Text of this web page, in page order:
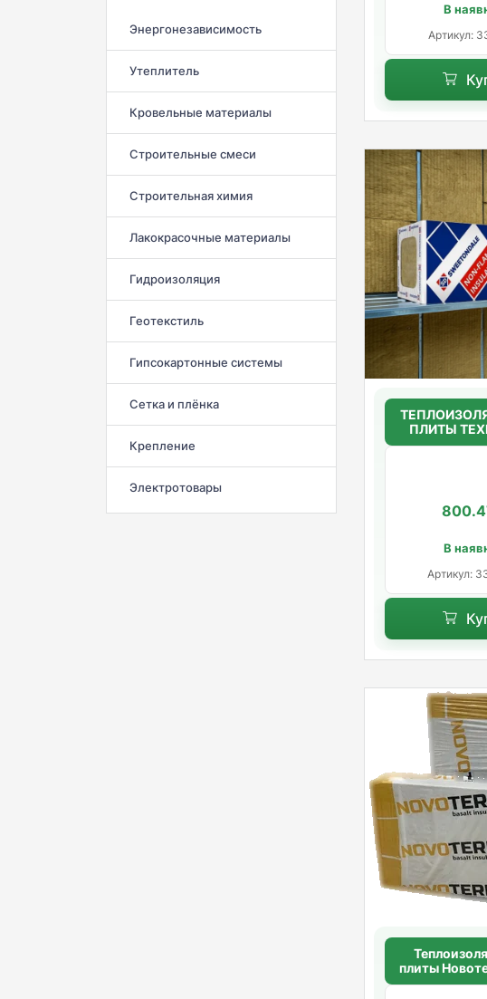
Энергонезависимость
Утеплитель
Кровельные материалы
Строительные смеси
Строительная химия
Лакокрасочные материалы
Гидроизоляция
Геотекстиль
Гипсокартонные системы
Сетка и плёнка
Крепление
Электротовары
В
Артикул:
ПЛИТЫ
В
Артикул:
плиты
Фасад 80